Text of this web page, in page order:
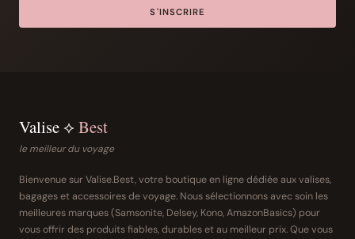
S'INSCRIRE
Valise ⟡ Best
le meilleur du voyage
Bienvenue sur Valise.Best, votre boutique en ligne dédiée aux valises,
bagages et accessoires de voyage. Nous sélectionnons avec soin les
meilleures marques (Samsonite, Delsey, Kono, AmazonBasics) pour
vous offrir des produits fiables, durables et au meilleur prix. Que vous